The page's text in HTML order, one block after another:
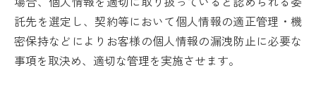
託先を選定し、契約等において個人情報の適正管理・機
密保持などによりお客様の個人情報の漏洩防止に必要な
事項を取決め、適切な管理を実施させます。